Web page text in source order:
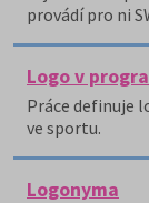
provádí pro ni
Logo v
Práce definuje
ve sportu.
Logonyma